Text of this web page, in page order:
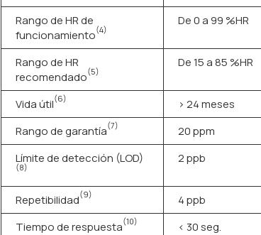
Rango de HR de
funcionamiento(4)
De 0 a 99 %HR
Rango de HR
recomendado(5)
De 15 a 85 %HR
Vida útil(6)
> 24 meses
Rango de garantía(7)
20 ppm
Límite de detección (LOD)
(8)
2 ppb
Repetibilidad(9)
4 ppb
Tiempo de respuesta(10)
< 30 seg.